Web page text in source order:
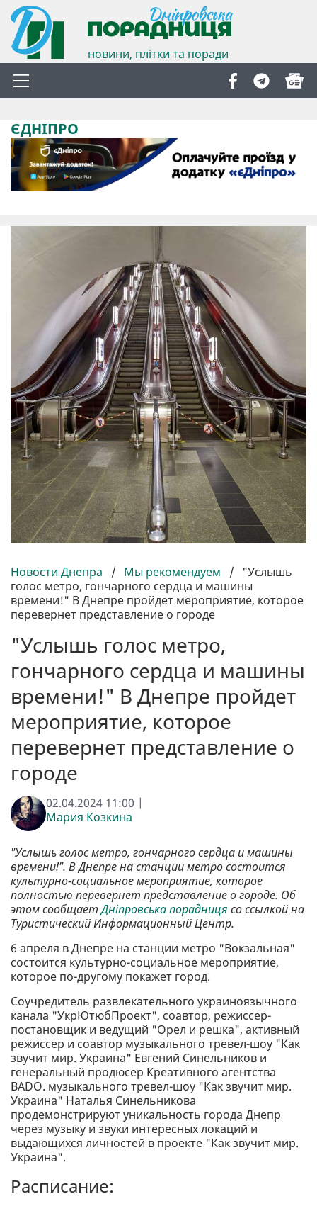
новини, плітки та поради
ЄДНІПРО
Новости Днепра / Мы рекомендуем /
"Услышь
голос метро, гончарного сердца и машины
времени!" В Днепре пройдет мероприятие, которое
перевернет представление о городе
"Услышь голос метро,
гончарного сердца и машины
времени!" В Днепре пройдет
мероприятие, которое
перевернет представление о
городе
02.04.2024 11:00 |
Мария Козкина
"Услышь голос метро, гончарного сердца и машины
времени!". В Днепре на станции метро состоится
культурно-социальное мероприятие, которое
полностью перевернет представление о городе. Об
этом сообщаетДніпровська порадниця со ссылкой на
Туристический Информационный Центр.
6 апреля в Днепре на станции метро "Вокзальная"
состоится культурно-социальное мероприятие,
которое по-другому покажет город.
Соучредитель развлекательного украиноязычного
канала "УкрЮтюбПроект", соавтор, режиссер-
постановщик и ведущий "Орел и решка", активный
режиссер и соавтор музыкального тревел-шоу "Как
звучит мир. Украина" Евгений Синельников и
генеральный продюсер Креативного агентства
BADO. музыкального тревел-шоу "Как звучит мир.
Украина" Наталья Синельникова
продемонстрируют уникальность города Днепр
через музыку и звуки интересных локаций и
выдающихся личностей в проекте "Как звучит мир.
Украина".
Расписание: